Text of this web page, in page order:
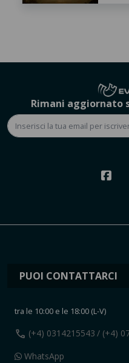
Rimani
PUOI CONTATTARCI
tra le 10:00 e le 18:00 (L-V)
call (+4) 0314215543 / (+4)
WhatsApp